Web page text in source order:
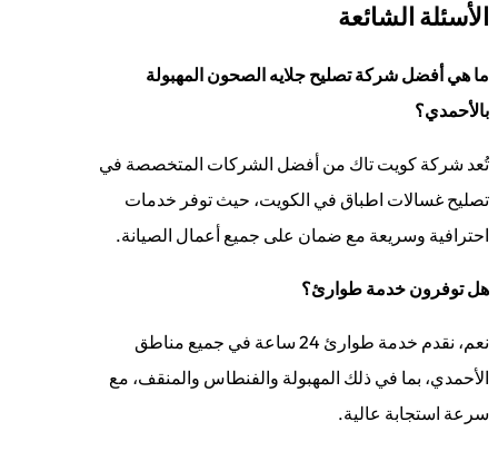
الأسئلة الشائعة
ما هي أفضل شركة تصليح جلايه الصحون المهبولة
بالأحمدي؟
تُعد شركة كويت تاك من أفضل الشركات المتخصصة في
تصليح غسالات اطباق في الكويت، حيث توفر خدمات
احترافية وسريعة مع ضمان على جميع أعمال الصيانة.
هل توفرون خدمة طوارئ؟
نعم، نقدم خدمة طوارئ 24 ساعة في جميع مناطق
الأحمدي، بما في ذلك المهبولة والفنطاس والمنقف، مع
سرعة استجابة عالية.